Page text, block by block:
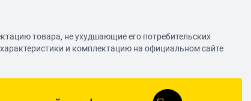
товара, не ухудшающие его потребительских
и комплектацию на официальном сайте